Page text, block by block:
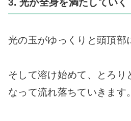
3. 光が全身を満たしていく
光の玉がゆっくりと頭頂部
そして溶け始めて、とろり
なって流れ落ちていきます。